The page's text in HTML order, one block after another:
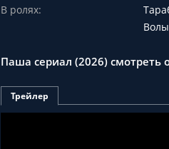
В ролях:
Паша сериал (2026) смотреть
Трейлер